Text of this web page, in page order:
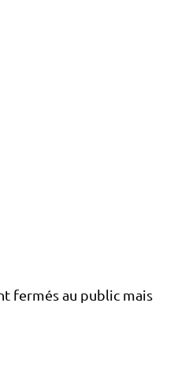
fermés au public mais